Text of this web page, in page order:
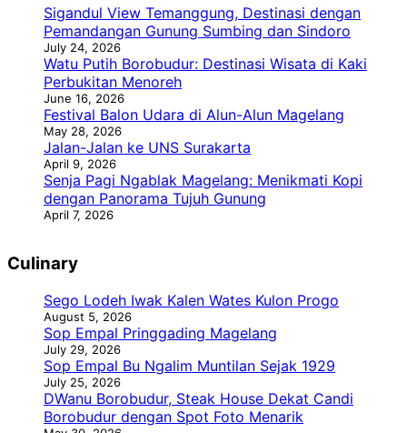
Sigandul View Temanggung, Destinasi dengan
Pemandangan Gunung Sumbing dan Sindoro
July 24, 2026
Watu Putih Borobudur: Destinasi Wisata di Kaki
Perbukitan Menoreh
June 16, 2026
Festival Balon Udara di Alun-Alun Magelang
May 28, 2026
Jalan-Jalan ke UNS Surakarta
April 9, 2026
Senja Pagi Ngablak Magelang: Menikmati Kopi
dengan Panorama Tujuh Gunung
April 7, 2026
Culinary
Sego Lodeh Iwak Kalen Wates Kulon Progo
August 5, 2026
Sop Empal Pringgading Magelang
July 29, 2026
Sop Empal Bu Ngalim Muntilan Sejak 1929
July 25, 2026
DWanu Borobudur, Steak House Dekat Candi
Borobudur dengan Spot Foto Menarik